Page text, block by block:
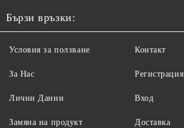
Бързи връзки:
Условия за ползване
За Нас
Лични Данни
Замяна на продукт
Контакт
Регистрация
Вход
Доставка